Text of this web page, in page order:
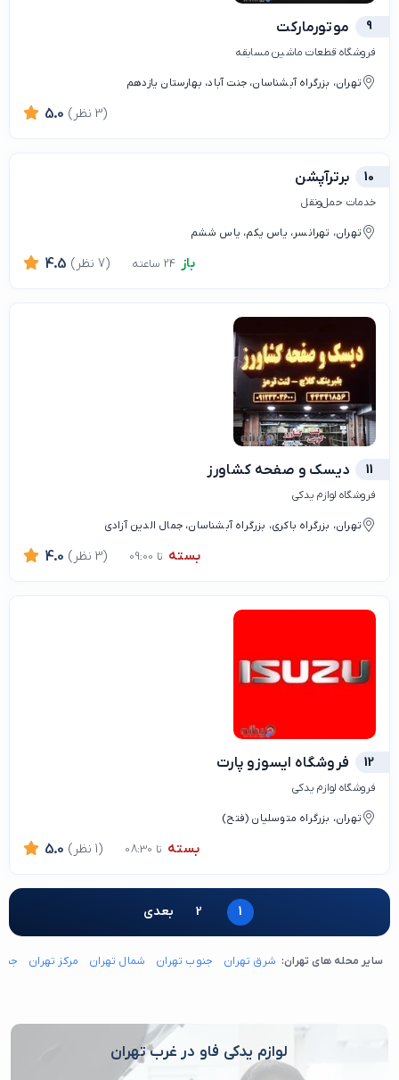
9 موتورمارکت
فروشگاه قطعات ماشین مسابقه
تهران، بزرگراه آبشناسان، جنت آباد، بهارستان یازدهم
5.0 (3 نظر)
10 برترآپشن
خدمات حمل‌ونقل
تهران، تهرانسر، یاس یکم، یاس ششم
باز 4.5 (7 نظر)
11 دیسک و صفحه کشاورز
فروشگاه لوازم یدکی
تهران، بزرگراه باکری، بزرگراه آبشناسان، جمال الدین آزادی
بسته تا 09:00 4.0 (3 نظر)
12 فروشگاه ایسوزو پارت
فروشگاه لوازم یدکی
تهران، بزرگراه متوسلیان (فتح)
بسته تا 08:30 5.0 (1 نظر)
1
2 بعدی
سایر محله های تهران: شرق تهران جنوب تهران شمال تهران مرکز تهران
لوازم یدکی فاو در غرب تهران